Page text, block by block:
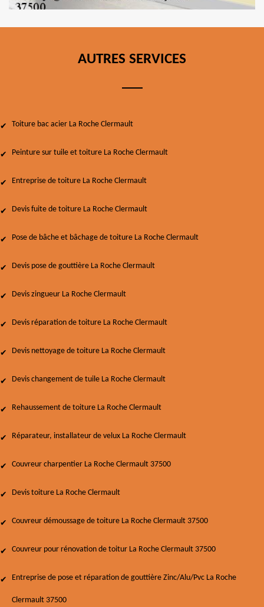
AUTRES SERVICES
Toiture bac acier La Roche Clermault
Peinture sur tuile et toiture La Roche Clermault
Entreprise de toiture La Roche Clermault
Devis fuite de toiture La Roche Clermault
Pose de bâche et bâchage de toiture La Roche Clermault
Devis pose de gouttière La Roche Clermault
Devis zingueur La Roche Clermault
Devis réparation de toiture La Roche Clermault
Devis nettoyage de toiture La Roche Clermault
Devis changement de tuile La Roche Clermault
Rehaussement de toiture La Roche Clermault
Réparateur, installateur de velux La Roche Clermault
Couvreur charpentier La Roche Clermault 37500
Devis toiture La Roche Clermault
Couvreur démoussage de toiture La Roche Clermault 37500
Couvreur pour rénovation de toitur La Roche Clermault 37500
Entreprise de pose et réparation de gouttière Zinc/Alu/Pvc La Roche
Clermault 37500